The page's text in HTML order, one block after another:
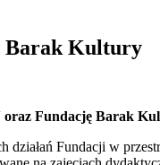
Barak Kultury
oraz Fundację Barak
działań Fundacji w